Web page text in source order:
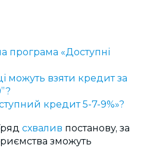
програма «Доступні
можуть взяти кредит за
кредит 5-7-9%»?
схвалив постанову, за
зможуть